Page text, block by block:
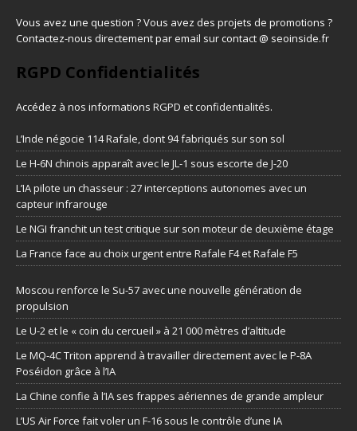
Vous avez une question ? Vous avez des projets de promotions ?
Contactez-nous directement par email sur contact @ seoinside.fr
RGPD Confidentialités
Accédez à nos informations RGPD et confidentialités.
L’Inde négocie 114 Rafale, dont 94 fabriqués sur son sol
Le H-6N chinois apparaît avec le JL-1 sous escorte de J-20
L’IA pilote un chasseur : 27 interceptions autonomes avec un
capteur infrarouge
Le NGI franchit un test critique sur son moteur de deuxième étage
La France face au choix urgent entre Rafale F4 et Rafale F5
Moscou renforce le Su-57 avec une nouvelle génération de
propulsion
Le U-2 et le « coin du cercueil » à 21 000 mètres d’altitude
Le MQ-4C Triton apprend à travailler directement avec le P-8A
Poséidon grâce à l’IA
La Chine confie à l’IA ses frappes aériennes de grande ampleur
L’US Air Force fait voler un F-16 sous le contrôle d’une IA